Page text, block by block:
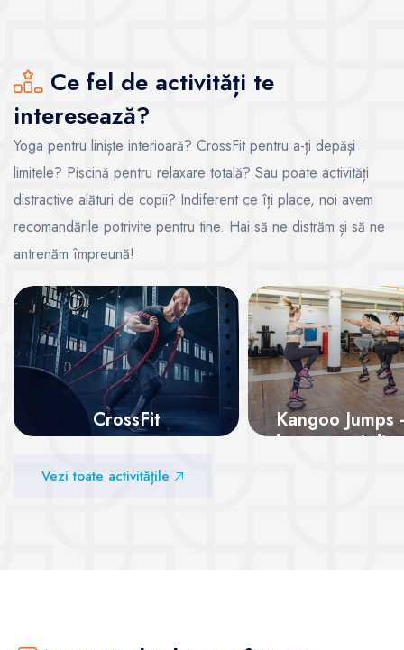
Ce fel de activități te
interesează?
Yoga pentru liniște interioară? CrossFit pentru a-ți depăși
limitele? Piscină pentru relaxare totală? Sau poate activități
distractive alături de copii? Indiferent ce îți place, noi avem
recomandările potrivite pentru tine. Hai să ne distrăm și să ne
antrenăm împreună!
CrossFit
Vezi sălile
Kangoo Jumps
dansează și
Vezi toate activitățile